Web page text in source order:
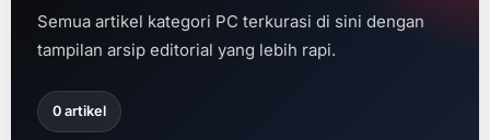
Semua artikel kategori PC terkurasi di sini dengan
tampilan arsip editorial yang lebih rapi.
0 artikel